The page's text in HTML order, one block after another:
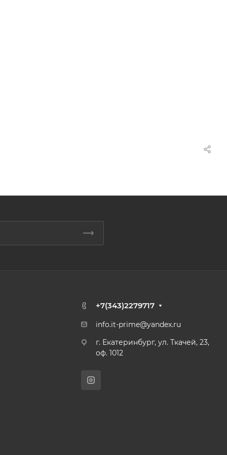
+7(343)2279717
info.it-prime@yandex.ru
г. Екатеринбург, ул. Ткачей, 23,
оф. 1012